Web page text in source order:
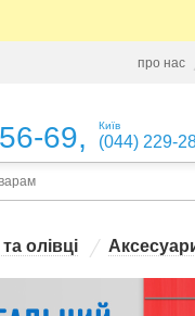
про нас
69, Київ
(044) 229-
олівці